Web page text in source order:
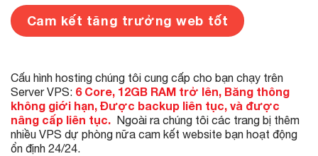
Cam kết tăng trưởng web tốt
Cấu hình hosting chúng tôi cung cấp cho bạn chạy trên
Server VPS: 6 Core, 12GB RAM trở lên, Băng thông
không giới hạn, Được backup liên tục, và được
nâng cấp liên tục. Ngoài ra chúng tôi các trang bị thêm
nhiều VPS dự phòng nữa cam kết website bạn hoạt động
ổn định 24/24.